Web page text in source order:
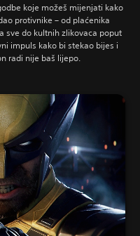
koje možeš mijenjati kako
protivnike – od plaćenika
sve do kultnih zlikovaca poput
impuls kako bi stekao bijes i
radi nije baš lijepo.